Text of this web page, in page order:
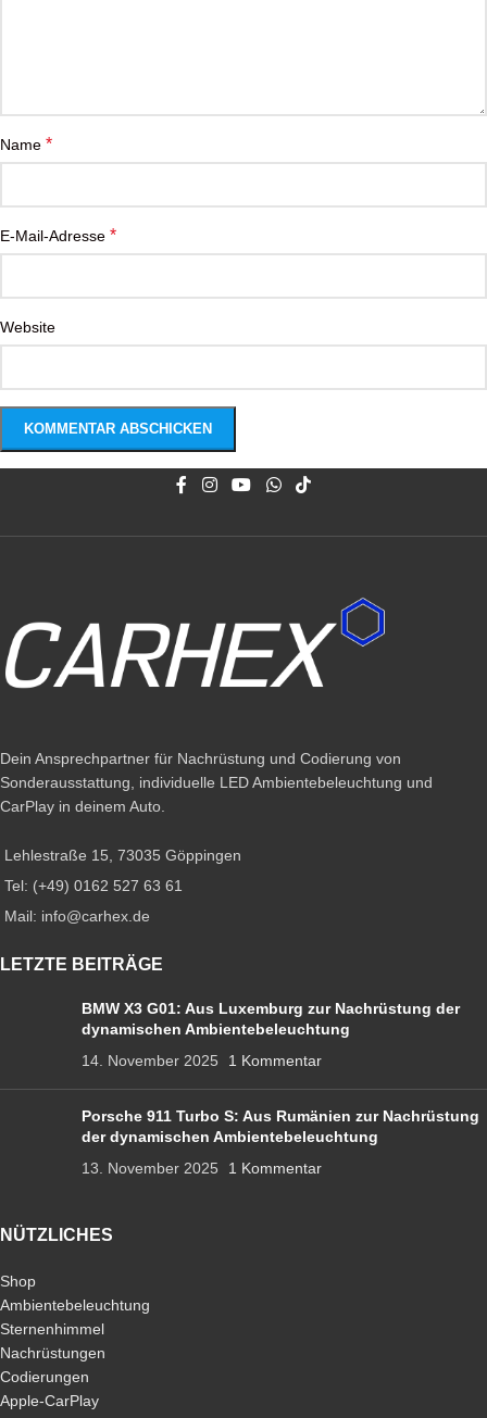
Name *
E-Mail-Adresse *
Website
Dein Ansprechpartner für Nachrüstung und Codierung von
Sonderausstattung, individuelle LED Ambientebeleuchtung und
CarPlay in deinem Auto.
Lehlestraße 15, 73035 Göppingen
Tel: (+49) 0162 527 63 61
Mail: info@carhex.de
LETZTE BEITRÄGE
BMW X3 G01: Aus Luxemburg zur Nachrüstung der
dynamischen Ambientebeleuchtung
14. November 2025
1 Kommentar
Porsche 911 Turbo S: Aus Rumänien zur Nachrüstung
der dynamischen Ambientebeleuchtung
13. November 2025
1 Kommentar
NÜTZLICHES
Shop
Ambientebeleuchtung
Sternenhimmel
Nachrüstungen
Codierungen
Apple-CarPlay